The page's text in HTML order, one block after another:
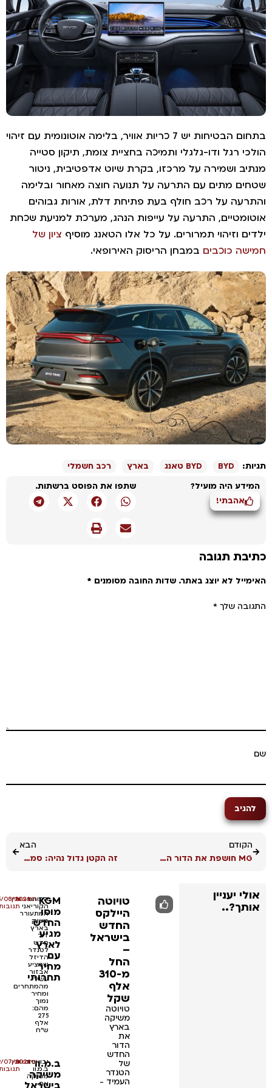
בתחום הבטיחות יש 7 כריות אוויר, בלימה אוטונומית עם זיהוי
הולכי רגל ודו-גלגלי ותמיכה בחציית צומת, תיקון סטייה
מנתיב ושמירה על מרכזו, בקרת שיוט אדפטיבית, ניטור
שטחים מתים עם התרעה על תנועה חוצה מאחור ובלימה
והתרעה על רכב חולף בעת פתיחת דלת, אורות גבוהים
אוטומטיים, התרעה על עייפות הנהג, מערכת למניעת שכחת
ילדים וזיהוי תמרורים. על כל אלו הטאנג מוסיףציון של
חמישה כוכביםבמבחן הריסוק האירופאי.
תגיות: BYD BYD טאנג בארץ
רכב חשמלי
המידע היה מועיל?
אהבתי!
שתפו את הפוסט ברשתות.
כתיבת תגובה
האימייל לא יוצג באתר. שדות החובה מסומנים*
התגובה שלך*
שם
הקודם
MG חושפת את הדור השני של ZS עם הנעה היברידית
הבא
זה הקטן גדול נהיה: סמארט #5 נחשף
אולי יעניין
אותך?..
טויוטה
היילקס
החדש
בישראל
החל
מ-310
אלף
שקל
טויוטה
משיקה
בארץ
את
הדור
החדש
של
הטנדר
העמיד -
KGM
מוסו
החדש
מגיע
לארץ
עם
מחיר
תחרותי
המותג
הקוריאני
המתעורר
משיק
בארץ
דור
חדש
לטנדר
הדיזל
שמציע
אבזור
עשיר
מהמתחרים
ומחיר
נמוך
מהם:
275
אלף
ש''ח
חדשות
•
05/08/2026
•אין
תגובות
ב.מ.וו
משיקה
יבואנית
ב.מ.וו
משיקה
את
חדשות
•
29/07/2026
•אין
תגובות